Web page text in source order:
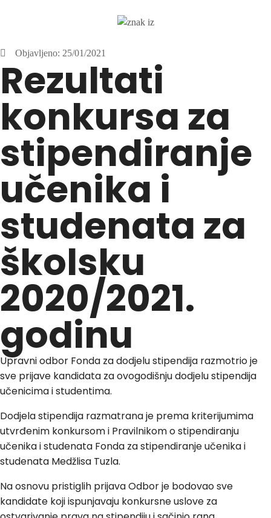
Objavljeno: 25/01/2021
Rezultati
konkursa za
stipendiranje
učenika i
studenata za
školsku
2020/2021.
godinu
Upravni odbor Fonda za dodjelu stipendija razmotrio je
sve prijave kandidata za ovogodišnju dodjelu stipendija
učenicima i studentima.
Dodjela stipendija razmatrana je prema kriterijumima
utvrđenim konkursom i Pravilnikom o stipendiranju
učenika i studenata Fonda za stipendiranje učenika i
studenata Medžlisa Tuzla.
Na osnovu pristiglih prijava Odbor je bodovao sve
kandidate koji ispunjavaju konkursne uslove za